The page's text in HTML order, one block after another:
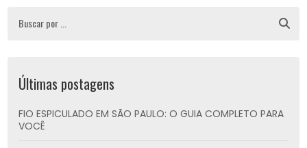
Últimas postagens
FIO ESPICULADO EM SÃO PAULO: O GUIA COMPLETO PARA
VOCÊ